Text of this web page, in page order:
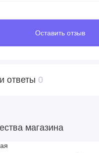
Оставить отзыв
ответы 0
магазина